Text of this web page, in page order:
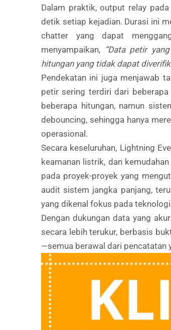
Dalam praktik, output relay
detik setiap kejadian. Durasi ini
chatter yang dapat
menyampaikan, “Data petir
hitungan yang tidak dapat
Pendekatan ini juga menjawab
petir sering terdiri dari
beberapa hitungan, namun
debouncing, sehingga hanya
operasional.
Secara keseluruhan, Lightning
keamanan listrik, dan
pada proyek-proyek yang
audit sistem jangka panjang,
yang dikenal fokus pada
Dengan dukungan data yang
secara lebih terukur, berbasis
—semua berawal dari pencatatan